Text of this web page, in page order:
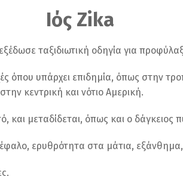
Ιός Zika
ταξιδιωτική οδηγία για
όπου υπάρχει επιδημία, όπως στην
κεντρική και νότιο Αμερική.
και μεταδίδεται, όπως και ο
ερυθρότητα στα μάτια, εξάνθημα,